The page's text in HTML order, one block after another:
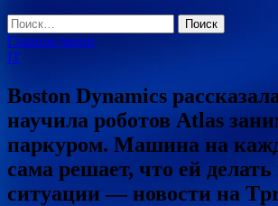
Найти:
Главное меню
IT
Boston Dynamics
научила роботов Atlas
паркуром. Машина на
сама решает, что ей делать
ситуации — новости на